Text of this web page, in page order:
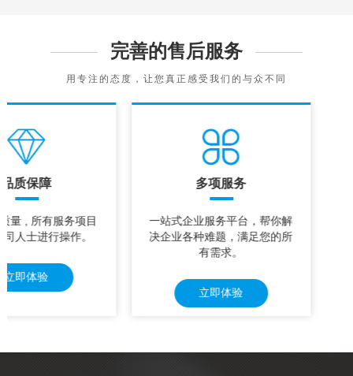
完善的售后服务
用专注的态度，让您真正感受我们的与众不同
品质保障
量 , 所有服务项目
人士进行操作。
立即体验
多项服务
一站式企业服务平台，帮你解
决企业各种难题，满足您的所
有需求。
立即体验